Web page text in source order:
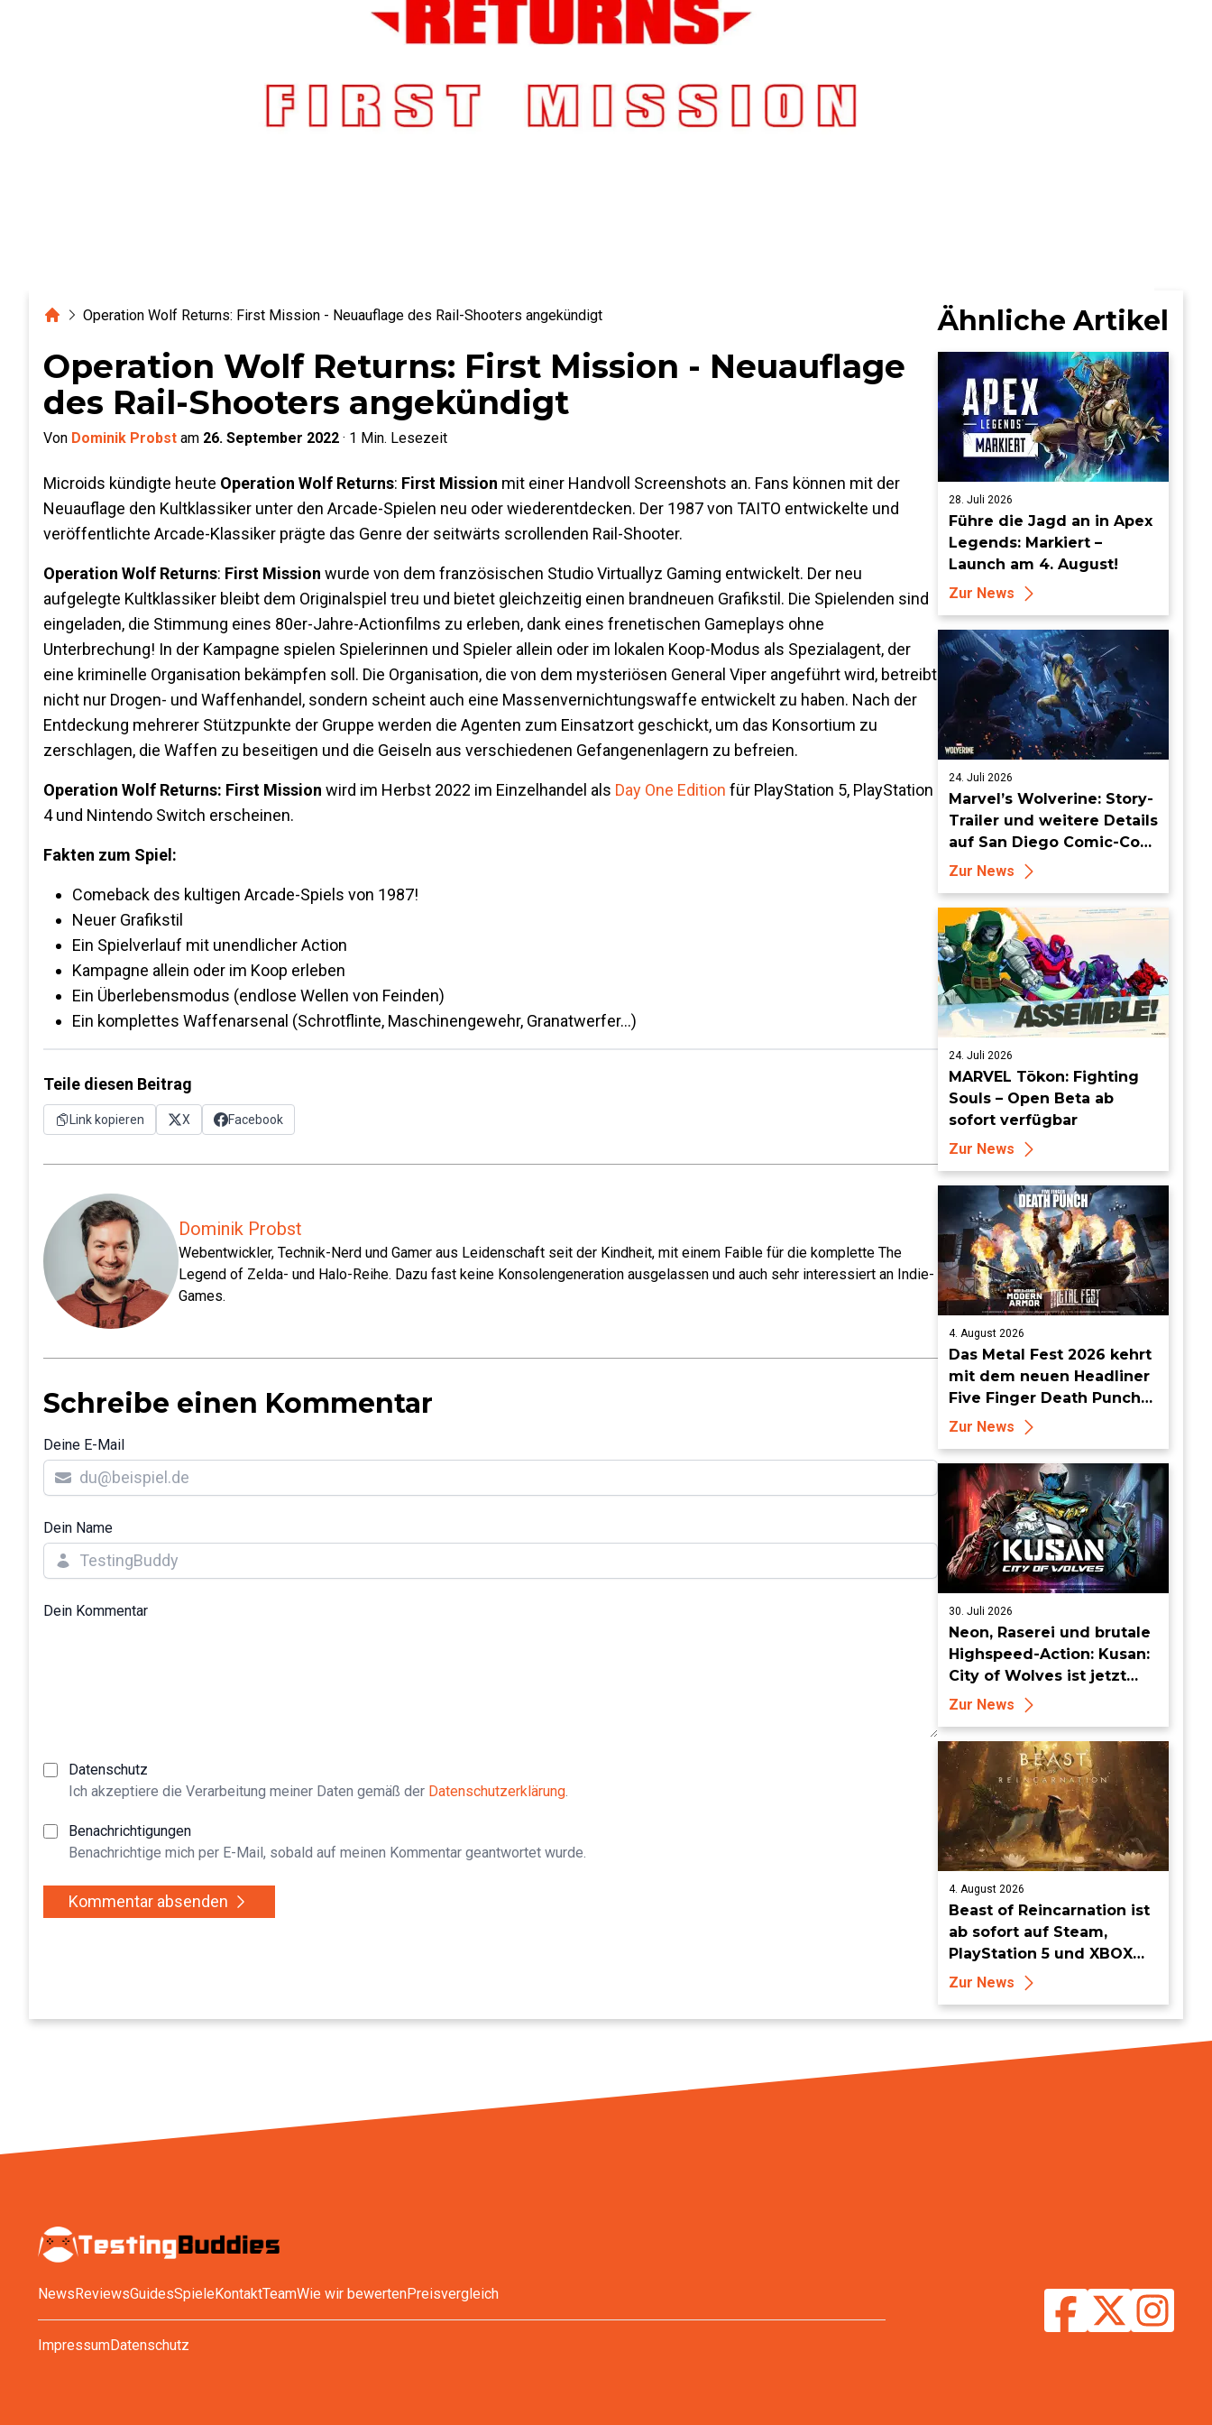
HomeOperation Wolf Returns: First Mission - Neuauflage des Rail-Shooters angekündigt
Operation Wolf Returns: First Mission - Neuauflage
des Rail-Shooters angekündigt
Von Dominik Probst am 26. September 2022 · 1 Min. Lesezeit
Microids kündigte heute Operation Wolf Returns: First Mission mit einer Handvoll Screenshots an. Fans können mit der
Neuauflage den Kultklassiker unter den Arcade-Spielen neu oder wiederentdecken. Der 1987 von TAITO entwickelte und
veröffentlichte Arcade-Klassiker prägte das Genre der seitwärts scrollenden Rail-Shooter.
Operation Wolf Returns: First Mission wurde von dem französischen Studio Virtuallyz Gaming entwickelt. Der neu
aufgelegte Kultklassiker bleibt dem Originalspiel treu und bietet gleichzeitig einen brandneuen Grafikstil. Die Spielenden sind
eingeladen, die Stimmung eines 80er-Jahre-Actionfilms zu erleben, dank eines frenetischen Gameplays ohne
Unterbrechung! In der Kampagne spielen Spielerinnen und Spieler allein oder im lokalen Koop-Modus als Spezialagent, der
eine kriminelle Organisation bekämpfen soll. Die Organisation, die von dem mysteriösen General Viper angeführt wird, betreibt
nicht nur Drogen- und Waffenhandel, sondern scheint auch eine Massenvernichtungswaffe entwickelt zu haben. Nach der
Entdeckung mehrerer Stützpunkte der Gruppe werden die Agenten zum Einsatzort geschickt, um das Konsortium zu
zerschlagen, die Waffen zu beseitigen und die Geiseln aus verschiedenen Gefangenenlagern zu befreien.
Operation Wolf Returns: First Mission wird im Herbst 2022 im Einzelhandel als Day One Edition für PlayStation 5, PlayStation
4 und Nintendo Switch erscheinen.
Fakten zum Spiel:
Comeback des kultigen Arcade-Spiels von 1987!
Neuer Grafikstil
Ein Spielverlauf mit unendlicher Action
Kampagne allein oder im Koop erleben
Ein Überlebensmodus (endlose Wellen von Feinden)
Ein komplettes Waffenarsenal (Schrotflinte, Maschinengewehr, Granatwerfer…)
Teile diesen Beitrag
Link kopieren X Facebook
Dominik Probst
Webentwickler, Technik-Nerd und Gamer aus Leidenschaft seit der Kindheit, mit einem Faible für die komplette The
Legend of Zelda- und Halo-Reihe. Dazu fast keine Konsolengeneration ausgelassen und auch sehr interessiert an Indie-
Games.
Schreibe einen Kommentar
Deine E-Mail
Dein Name
Dein Kommentar
Datenschutz
Ich akzeptiere die Verarbeitung meiner Daten gemäß der Datenschutzerklärung.
Benachrichtigungen
Benachrichtige mich per E-Mail, sobald auf meinen Kommentar geantwortet wurde.
Kommentar absenden
Ähnliche Artikel
28. Juli 2026
Führe die Jagd an in Apex
Legends: Markiert –
Launch am 4. August!
Zur News
24. Juli 2026
Marvel’s Wolverine: Story-
Trailer und weitere Details
auf San Diego Comic-Con
enthüllt
Zur News
24. Juli 2026
MARVEL Tōkon: Fighting
Souls – Open Beta ab
sofort verfügbar
Zur News
4. August 2026
Das Metal Fest 2026 kehrt
mit dem neuen Headliner
Five Finger Death Punch
zu World of Tanks Modern
Armor zurück
Zur News
30. Juli 2026
Neon, Raserei und brutale
Highspeed-Action: Kusan:
City of Wolves ist jetzt
erhältlich!
Zur News
4. August 2026
Beast of Reincarnation ist
ab sofort auf Steam,
PlayStation 5 und XBOX
Series X|S erhältlich
Zur News
News ReviewsGuidesSpieleKontaktTeamWie wir bewertenPreisvergleich
ImpressumDatenschutz